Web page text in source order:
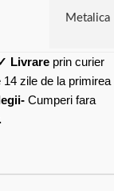
Metalica
Livrare prin curier
14 zile de la primirea
Cumperi fara